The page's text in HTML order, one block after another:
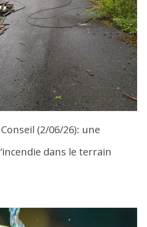
(2/06/26): une
dans le terrain